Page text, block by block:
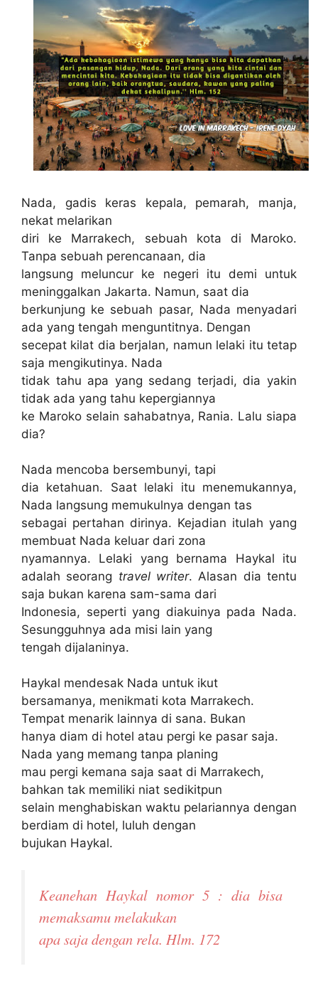
Nada, gadis keras kepala, pemarah, manja,
nekat melarikan
diri ke Marrakech, sebuah kota di Maroko.
Tanpa sebuah perencanaan, dia
langsung meluncur ke negeri itu demi untuk
meninggalkan Jakarta. Namun, saat dia
berkunjung ke sebuah pasar, Nada menyadari
ada yang tengah menguntitnya. Dengan
secepat kilat dia berjalan, namun lelaki itu tetap
saja mengikutinya. Nada
tidak tahu apa yang sedang terjadi, dia yakin
tidak ada yang tahu kepergiannya
ke Maroko selain sahabatnya, Rania. Lalu siapa
dia?
Nada mencoba bersembunyi, tapi
dia ketahuan. Saat lelaki itu menemukannya,
Nada langsung memukulnya dengan tas
sebagai pertahan dirinya. Kejadian itulah yang
membuat Nada keluar dari zona
nyamannya. Lelaki yang bernama Haykal itu
adalah seorang travel writer. Alasan dia tentu
saja bukan karena sam-sama dari
Indonesia, seperti yang diakuinya pada Nada.
Sesungguhnya ada misi lain yang
tengah dijalaninya.
Haykal mendesak Nada untuk ikut
bersamanya, menikmati kota Marrakech.
Tempat menarik lainnya di sana. Bukan
hanya diam di hotel atau pergi ke pasar saja.
Nada yang memang tanpa planing
mau pergi kemana saja saat di Marrakech,
bahkan tak memiliki niat sedikitpun
selain menghabiskan waktu pelariannya dengan
berdiam di hotel, luluh dengan
bujukan Haykal.
Keanehan Haykal nomor 5 : dia bisa
memaksamu melakukan
apa saja dengan rela. Hlm. 172